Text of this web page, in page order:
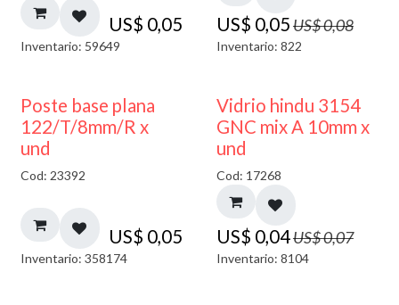
US$ 0,05
Inventario: 59649
US$ 0,05US$0,08
Inventario: 822
Poste base plana
122/T/8mm/R x
und
Cod: 23392
US$ 0,05
Inventario: 358174
40% DESCUENTO
Vidrio hindu 3154
GNC mix A 10mm x
und
Cod: 17268
US$ 0,04US$0,07
Inventario: 8104